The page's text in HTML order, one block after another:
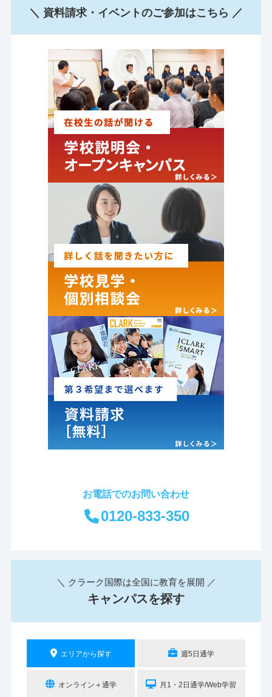
＼ 資料請求・イベントのご参加はこちら ／
お電話でのお問い合わせ
0120-833-350
＼ クラーク国際は全国に教育を展開 ／
キャンパスを探す
エリアから探す 週5日通学
オンライン＋通学 月1・2日通学/Web学習